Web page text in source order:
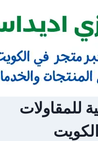
للمقاولات